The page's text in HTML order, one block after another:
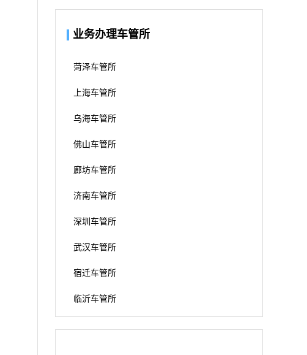
业务办理车管所
菏泽车管所
上海车管所
乌海车管所
佛山车管所
廊坊车管所
济南车管所
深圳车管所
武汉车管所
宿迁车管所
临沂车管所